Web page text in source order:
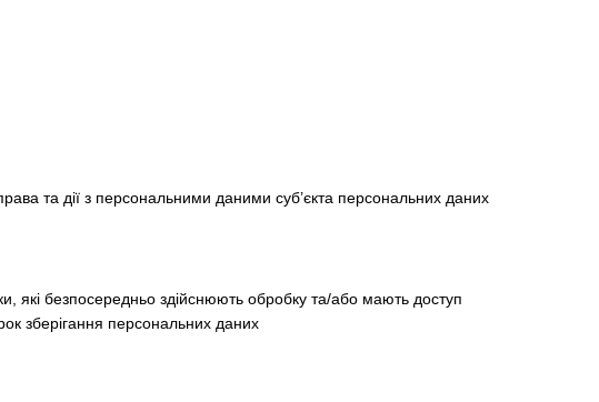
та дії з персональними даними суб’єкта персональних даних
які безпосередньо здійснюють обробку та/або мають доступ
зберігання персональних даних